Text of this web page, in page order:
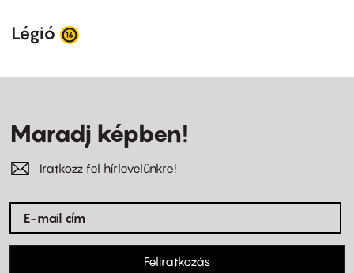
Légió
Maradj képben!
Iratkozz fel hírlevelünkre!
Feliratkozás